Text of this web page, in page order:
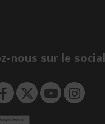
nous sur le social